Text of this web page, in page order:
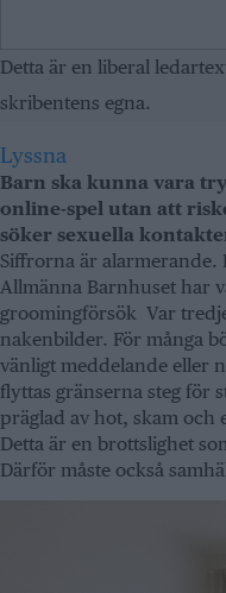
Detta är en liberal
skribentens egna.
Lyssna
Barn ska kunna vara
online-spel utan att
söker sexuella
Siffrorna är alarmerande.
Allmänna Barnhuset har
groomingförsök Var
nakenbilder. För många
vänligt meddelande eller
flyttas gränserna steg för
präglad av hot, skam och
Detta är en brottslighet
Därför måste också